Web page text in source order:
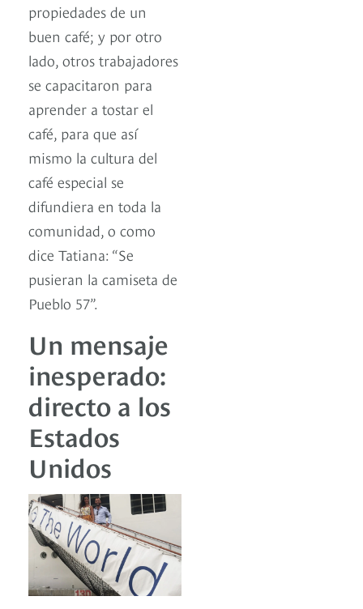
propiedades de un
buen café; y por otro
lado, otros trabajadores
se capacitaron para
aprender a tostar el
café, para que así
mismo la cultura del
café especial se
difundiera en toda la
comunidad, o como
dice Tatiana: “Se
pusieran la camiseta de
Pueblo 57”.
Un mensaje
inesperado:
directo a los
Estados
Unidos